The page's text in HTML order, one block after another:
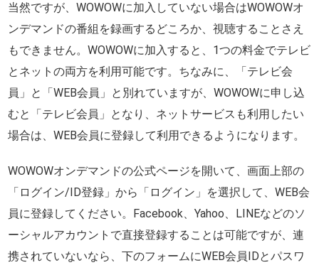
当然ですが、WOWOWに加入していない場合はWOWOWオ
ンデマンドの番組を録画するどころか、視聴することさえ
もできません。WOWOWに加入すると、1つの料金でテレビ
とネットの両方を利用可能です。ちなみに、「テレビ会
員」と「WEB会員」と別れていますが、WOWOWに申し込
むと「テレビ会員」となり、ネットサービスも利用したい
場合は、WEB会員に登録して利用できるようになります。
WOWOWオンデマンドの公式ページを開いて、画面上部の
「ログイン/ID登録」から「ログイン」を選択して、WEB会
員に登録してください。Facebook、Yahoo、LINEなどのソ
ーシャルアカウントで直接登録することは可能ですが、連
携されていないなら、下のフォームにWEB会員IDとパスワ